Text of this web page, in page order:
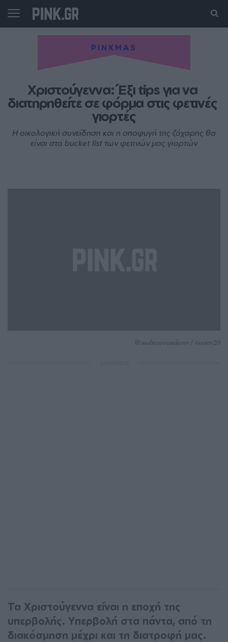
PINKMAS
Χριστούγεννα: Έξι tips για να
διατηρηθείτε σε φόρμα στις φετινές
γιορτές
Η οικολογική συνείδηση και η αποφυγή της ζάχαρης θα
είναι στο bucket list των φετινών μας γιορτών
@maltesewanderer / twenty20
Τα Χριστούγεννα είναι η εποχή της
υπερβολής. Υπερβολή στα πάντα, από τη
διακόσμηση μέχρι και τη διατροφή μας.